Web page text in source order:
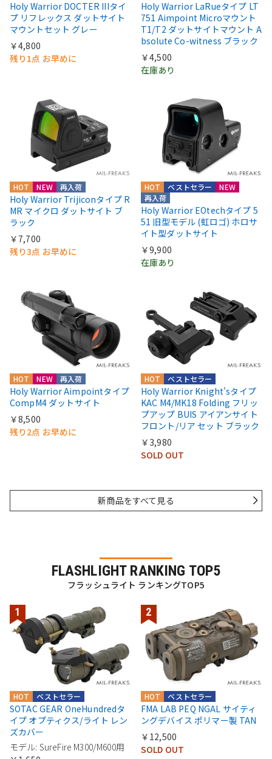
Holy Warrior DOCTER IIIタイ
プ リフレックス ダットサイト
マウントセット グレー
￥4,800
残り1点 お早めに
Holy Warrior LaRueタイプ LT
751 Aimpoint Microマウント
T1/T2 ダットサイトマウント A
bsolute Co-witness ブラック
￥4,500
在庫あり
HOT NEW 再入荷
Holy Warrior Trijiconタイプ R
MR マイクロ ダットサイト ブ
ラック
￥7,700
残り3点 お早めに
HOT
NEW
再入荷
ベストセラー
Holy Warrior EOtechタイプ 5
51 旧型モデル (虹ロゴ) ホロサ
イト型ダットサイト
￥9,900
在庫あり
HOT NEW 再入荷
Holy Warrior Aimpointタイプ
CompM4 ダットサイト
￥8,500
残り2点 お早めに
HOT ベストセラー
Holy Warrior Knight'sタイプ
KAC M4/MK18 Folding フリッ
プアップ BUIS アイアンサイト
フロント/リア セット ブラック
￥3,980
SOLD OUT
新商品をすべて見る
FLASHLIGHT RANKING TOP5
フラッシュライト ランキングTOP5
ベストセラー
HOT
SOTAC GEAR OneHundredタ
イプ オプティクス/ライト レン
ズカバー
モデル: SureFire M300/M600用
ベストセラー
HOT
FMA LAB PEQ NGAL サイティ
ングデバイス ポリマー製 TAN
￥12,500
SOLD OUT